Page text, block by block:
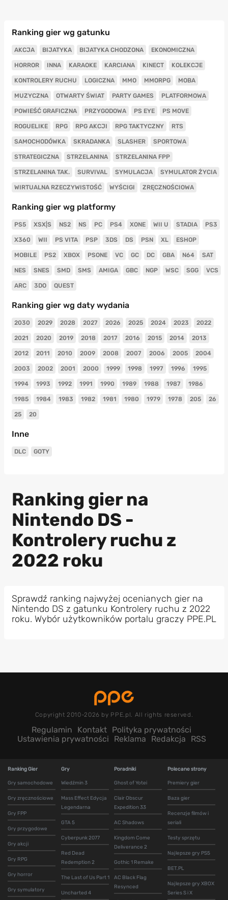
Ranking gier wg gatunku
AKCJA BIJATYKA BIJATYKA CHODZONA EKONOMICZNA
HORROR INNA KARAOKE KARCIANA KINECT KOLEKCJE
KONTROLERY RUCHU LOGICZNA MMO MMORPG MOBA
MUZYCZNA OTWARTY ŚWIAT PARTY GAMES PLATFORMOWA
POWIEŚĆ GRAFICZNA PRZYGODOWA PS EYE PS MOVE
ROGUELIKE RPG RPG AKCJI RPG TAKTYCZNY RTS
SAMOCHODÓWKA SKRADANKA SLASHER SPORTOWA
STRATEGICZNA STRZELANINA STRZELANINA FPP
STRZELANINA TAK. SURVIVAL SYMULACJA SYMULATOR ŻYCIA
WIRTUALNA RZECZYWISTOŚĆ WYŚCIGI ZRĘCZNOŚCIOWA
Ranking gier wg platformy
PS5 XSX|S NS2 NS PC PS4 XONE WII U STADIA PS3
X360 WII PS VITA PSP 3DS DS PSN XL ESHOP
MOBILE PS2 XBOX PSONE VC GC DC GBA N64 SAT
NES SNES SMD SMS AMIGA GBC NGP WSC SGG VCS
ARC 3DO QUEST
Ranking gier wg daty wydania
2030 2029 2028 2027 2026 2025 2024 2023 2022
2021 2020 2019 2018 2017 2016 2015 2014 2013
2012 2011 2010 2009 2008 2007 2006 2005 2004
2003 2002 2001 2000 1999 1998 1997 1996 1995
1994 1993 1992 1991 1990 1989 1988 1987 1986
1985 1984 1983 1982 1981 1980 1979 1978 205 26
25 20
Inne
DLC GOTY
Ranking gier na
Nintendo DS -
Kontrolery ruchu z
2022 roku
Sprawdź ranking najwyżej ocenianych gier na
Nintendo DS z gatunku Kontrolery ruchu z 2022
roku. Wybór użytkowników portalu graczy PPE.PL
Copyright 2010-2026 by PPE.pl. All rights reserved.
Regulamin Kontakt Polityka prywatności
Ustawienia prywatności
Reklama Redakcja RSS
Ranking Gier
Gry samochodowe
Gry zręcznościowe
Gry FPP
Gry przygodowe
Gry akcji
Gry RPG
Gry horror
Gry symulatory
Gry
Wiedźmin 3
Mass Effect Edycja
Legendarna
GTA 5
Cyberpunk 2077
Red Dead
Redemption 2
The Last of Us Part 1
Uncharted 4
Poradniki
Ghost of Yotei
Clair Obscur
Expedition 33
AC Shadows
Kingdom Come
Deliverance 2
Gothic 1 Remake
AC Black Flag
Resynced
Polecane strony
Premiery gier
Baza gier
Recenzje filmów i
seriali
Testy sprzętu
Najlepsze gry PS5
BET.PL
Najlepsze gry XBOX
Series S i X